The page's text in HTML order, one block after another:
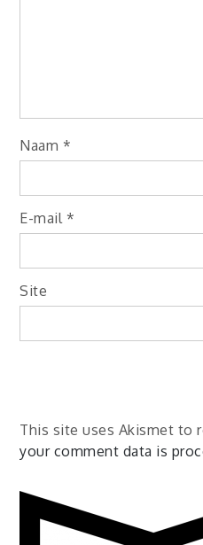
Naam *
E-mail *
Site
This site uses Akismet to
your comment data is